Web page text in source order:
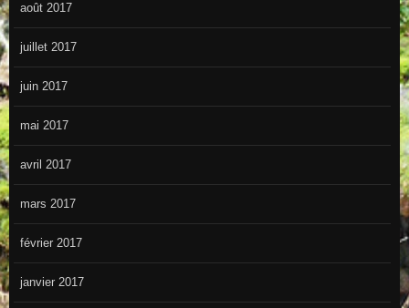
août 2017
juillet 2017
juin 2017
mai 2017
avril 2017
mars 2017
février 2017
janvier 2017